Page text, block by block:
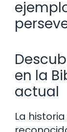
en la
actual
La